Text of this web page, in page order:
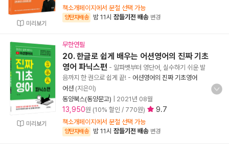
미리보기
책소개페이지에서 분철 선택 가능
양탄자배송 밤 11시 잠들기전 배송 변경
미리보기
무한연필
20. 한글로 쉽게 배우는 어션영어의 진짜 기초
영어 파닉스편 - 알파벳부터 영단어, 실수하기 쉬운 발
음까지 한 권으로 쉽게 끝! - 어션영어의 진짜 기초영어
어션 (지은이)
동양북스(동양문고)
2021년 08월
13,950원 (10% 할인 / 770원) 9.7
책소개페이지에서 분철 선택 가능
양탄자배송 밤 11시 잠들기전 배송 변경